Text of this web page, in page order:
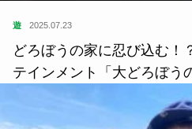
遊 2025.07.23
どろぼうの家に忍び込む！
テインメント「大どろぼう